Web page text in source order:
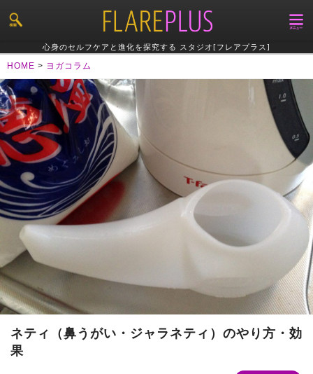
心身のセルフケアと進化を探究する スタジオ[フレアプラス]
HOME > ヨガコラム
ネティ（鼻うがい・ジャラネティ）のやり方・効
果